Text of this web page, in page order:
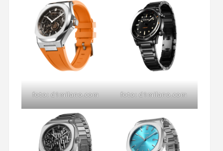
foto: d1milano.com foto: d1milano.com